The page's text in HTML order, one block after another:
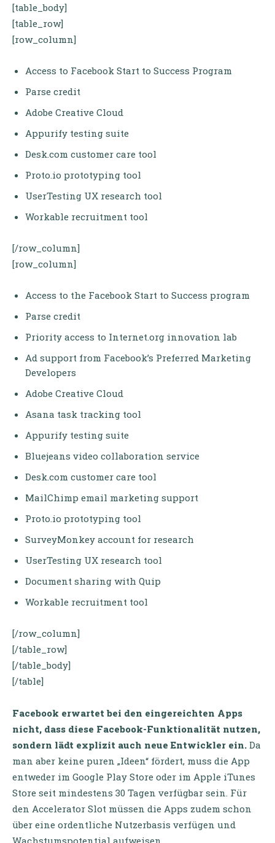
[table_body]
[table_row]
[row_column]
Access to Facebook Start to Success Program
Parse credit
Adobe Creative Cloud
Appurify testing suite
Desk.com customer care tool
Proto.io prototyping tool
UserTesting UX research tool
Workable recruitment tool
[/row_column]
[row_column]
Access to the Facebook Start to Success program
Parse credit
Priority access to Internet.org innovation lab
Ad support from Facebook’s Preferred Marketing
Developers
Adobe Creative Cloud
Asana task tracking tool
Appurify testing suite
Bluejeans video collaboration service
Desk.com customer care tool
MailChimp email marketing support
Proto.io prototyping tool
SurveyMonkey account for research
UserTesting UX research tool
Document sharing with Quip
Workable recruitment tool
[/row_column]
[/table_row]
[/table_body]
[/table]
Facebook erwartet bei den eingereichten Apps
nicht, dass diese Facebook-Funktionalität nutzen,
sondern lädt explizit auch neue Entwickler ein. Da
man aber keine puren „Ideen“ fördert, muss die App
entweder im Google Play Store oder im Apple iTunes
Store seit mindestens 30 Tagen verfügbar sein. Für
den Accelerator Slot müssen die Apps zudem schon
über eine ordentliche Nutzerbasis verfügen und
Wachstumspotential aufweisen.